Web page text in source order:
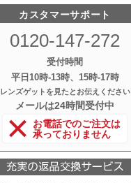
カスタマーサポート
0120-147-272
受付時間
平日10時‐13時、15時‐17時
レンズゲットを見たとお伝えください
メールは24時間受付中
お電話でのご注文は
承っておりません